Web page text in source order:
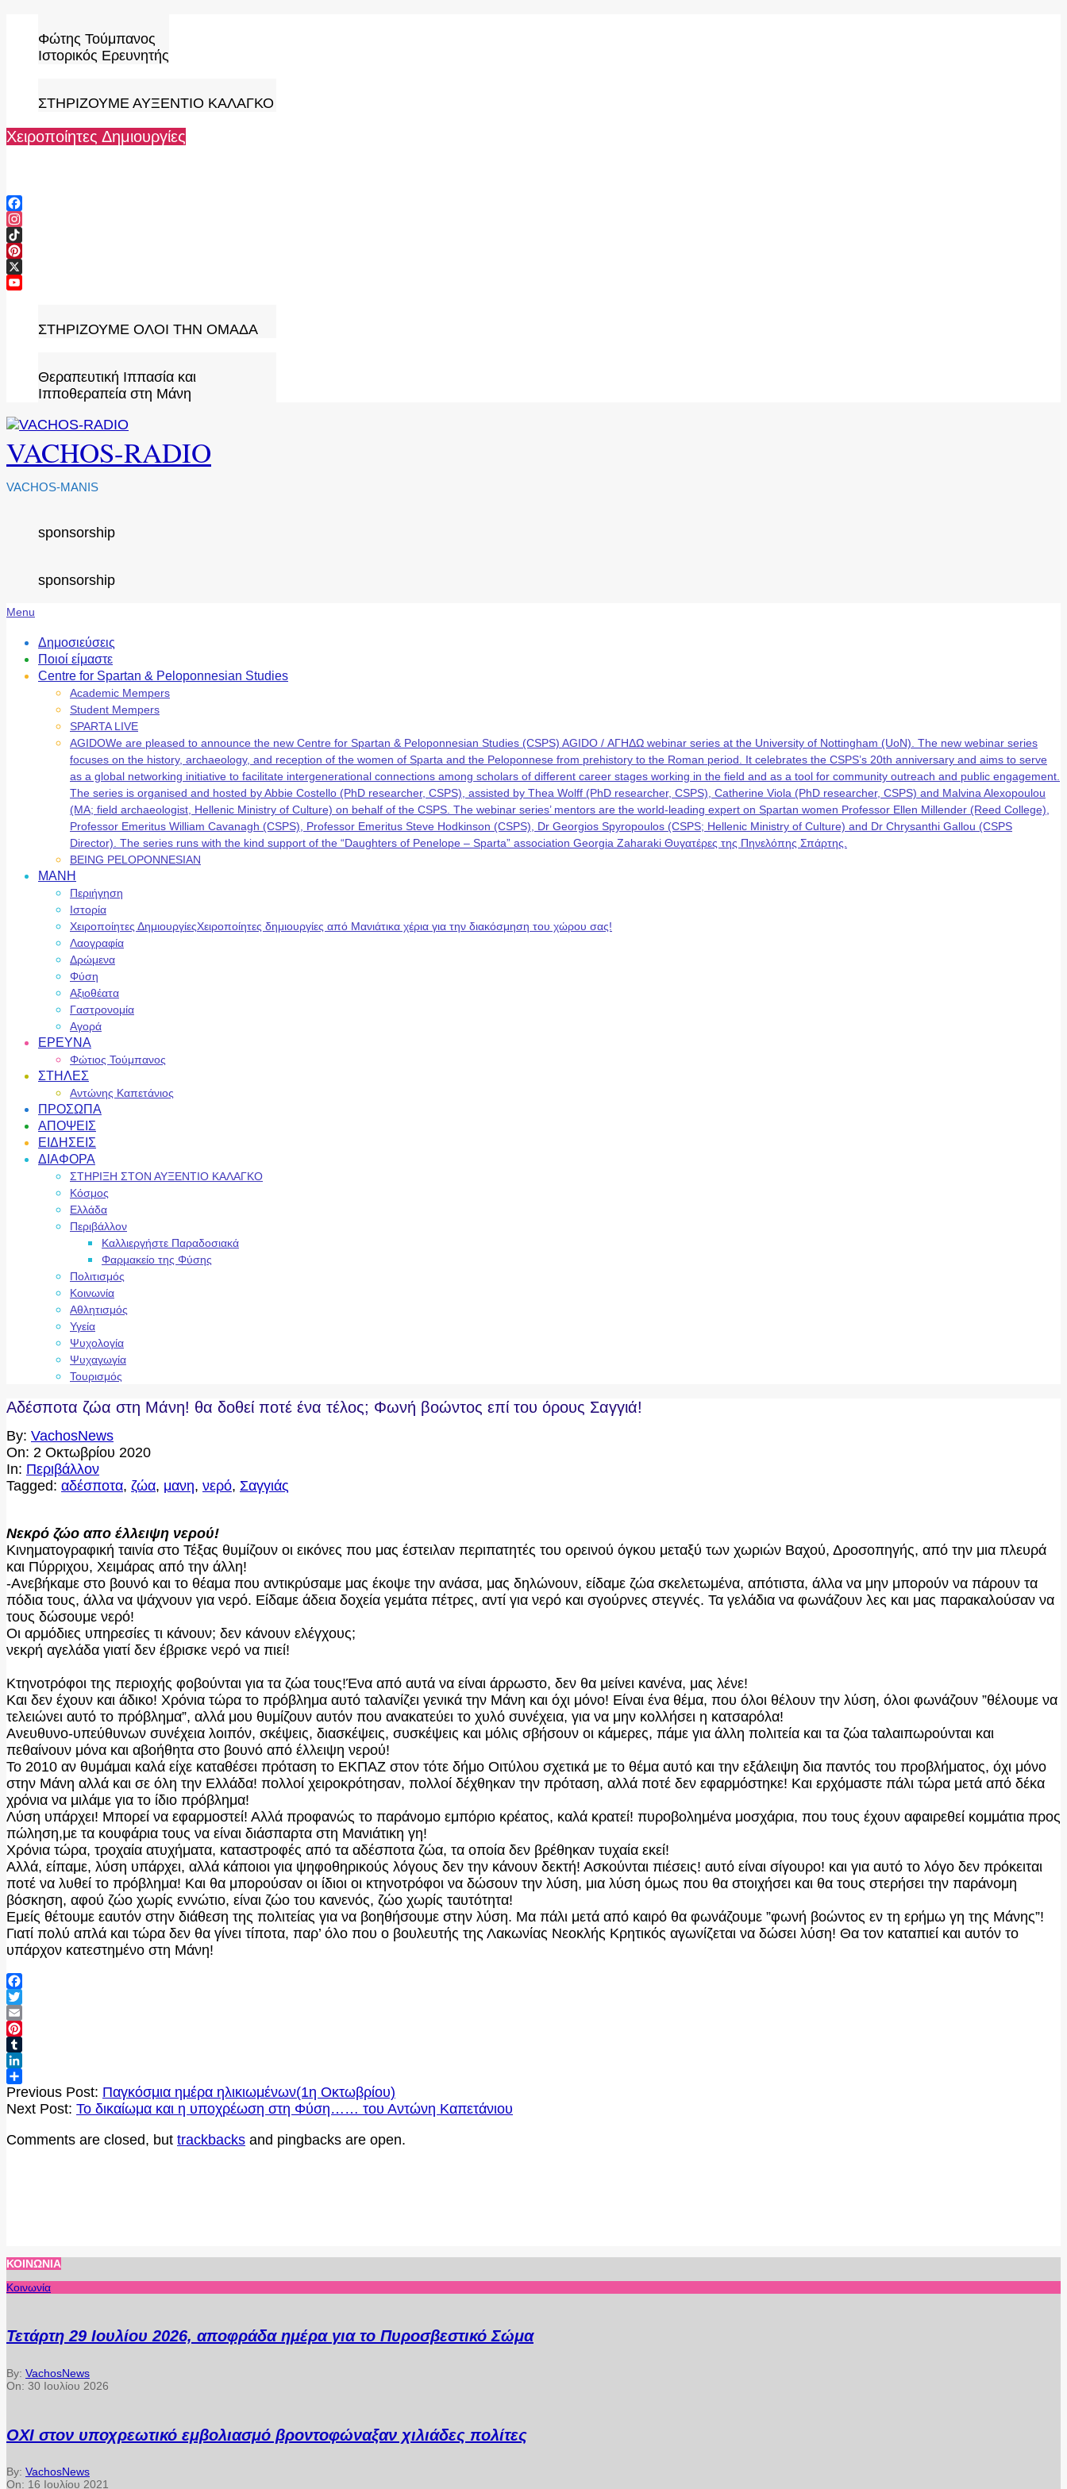
content
Φώτης Τούμπανος
Ιστορικός Ερευνητής
ΣΤΗΡΙΖΟΥΜΕ ΑΥΞΕΝΤΙΟ ΚΑΛΑΓΚΟ
Χειροποίητες Δημιουργίες
Facebook
Instagram
TikTok
Pinterest
X
ΣΤΗΡΙΖΟΥΜΕ ΟΛΟΙ ΤΗΝ ΟΜΑΔΑ
Θεραπευτική Ιππασία και
Ιπποθεραπεία στη Μάνη
VACHOS-RADIO
VACHOS-MANIS
sponsorship
sponsorship
Secondary
Menu
Menu
Δημοσιεύσεις
Ποιοί είμαστε
Centre for Spartan & Peloponnesian Studies
Academic Mempers
Student Mempers
SPARTA LIVE
AGIDOWe are pleased to announce the new Centre for Spartan & Peloponnesian Studies (CSPS) AGIDO / ΑΓΗΔΩ webinar series at the University of Nottingham (UoN). The new webinar series
focuses on the history, archaeology, and reception of the women of Sparta and the Peloponnese from prehistory to the Roman period. It celebrates the CSPS’s 20th anniversary and aims to serve
as a global networking initiative to facilitate intergenerational connections among scholars of different career stages working in the field and as a tool for community outreach and public engagement.
The series is organised and hosted by Abbie Costello (PhD researcher, CSPS), assisted by Thea Wolff (PhD researcher, CSPS), Catherine Viola (PhD researcher, CSPS) and Malvina Alexopoulou
(MA; field archaeologist, Hellenic Ministry of Culture) on behalf of the CSPS. The webinar series’ mentors are the world-leading expert on Spartan women Professor Ellen Millender (Reed College),
Professor Emeritus William Cavanagh (CSPS), Professor Emeritus Steve Hodkinson (CSPS), Dr Georgios Spyropoulos (CSPS; Hellenic Ministry of Culture) and Dr Chrysanthi Gallou (CSPS
Director). The series runs with the kind support of the “Daughters of Penelope – Sparta” association Georgia Zaharaki Θυγατέρες της Πηνελόπης Σπάρτης.
BEING PELOPONNESIAN
ΜΑΝΗ
Περιήγηση
Ιστορία
Χειροποίητες ΔημιουργίεςΧειροποίητες δημιουργίες από Μανιάτικα χέρια για την διακόσμηση του χώρου σας!
Λαογραφία
Δρώμενα
Φύση
Αξιοθέατα
Γαστρονομία
Αγορά
ΕΡΕΥΝΑ
Φώτιος Τούμπανος
ΣΤΗΛΕΣ
Αντώνης Καπετάνιος
ΠΡΟΣΩΠΑ
ΑΠΟΨΕΙΣ
ΕΙΔΗΣΕΙΣ
ΔΙΑΦΟΡΑ
ΣΤΗΡΙΞΗ ΣΤΟΝ ΑΥΞΕΝΤΙΟ ΚΑΛΑΓΚΟ
Κόσμος
Ελλάδα
Περιβάλλον
Καλλιεργήστε Παραδοσιακά
Φαρμακείο της Φύσης
Πολιτισμός
Κοινωνία
Αθλητισμός
Υγεία
Ψυχολογία
Ψυχαγωγία
Τουρισμός
Αδέσποτα ζώα στη Μάνη! θα δοθεί ποτέ ένα τέλος; Φωνή βοώντος επί του όρους Σαγγιά!
By: VachosNews
On: 2 Οκτωβρίου 2020
In: Περιβάλλον
Tagged: αδέσποτα, ζώα, μανη, νερό, Σαγγιάς
Νεκρό ζώο απο έλλειψη νερού!
Κινηματογραφική ταινία στο Τέξας θυμίζουν οι εικόνες που μας έστειλαν περιπατητές του ορεινού όγκου μεταξύ των χωριών Βαχού, Δροσοπηγής, από την μια πλευρά
και Πύρριχου, Χειμάρας από την άλλη!
-Ανεβήκαμε στο βουνό και το θέαμα που αντικρύσαμε μας έκοψε την ανάσα, μας δηλώνουν, είδαμε ζώα σκελετωμένα, απότιστα, άλλα να μην μπορούν να πάρουν τα
πόδια τους, άλλα να ψάχνουν για νερό. Είδαμε άδεια δοχεία γεμάτα πέτρες, αντί για νερό και σγούρνες στεγνές. Τα γελάδια να φωνάζουν λες και μας παρακαλούσαν να
τους δώσουμε νερό!
Οι αρμόδιες υπηρεσίες τι κάνουν; δεν κάνουν ελέγχους;
νεκρή αγελάδα γιατί δεν έβρισκε νερό να πιεί!
Κτηνοτρόφοι της περιοχής φοβούνται για τα ζώα τους!Ένα από αυτά να είναι άρρωστο, δεν θα μείνει κανένα, μας λένε!
Και δεν έχουν και άδικο! Χρόνια τώρα το πρόβλημα αυτό ταλανίζει γενικά την Μάνη και όχι μόνο! Είναι ένα θέμα, που όλοι θέλουν την λύση, όλοι φωνάζουν ”θέλουμε να
τελειώνει αυτό το πρόβλημα”, αλλά μου θυμίζουν αυτόν που ανακατεύει το χυλό συνέχεια, για να μην κολλήσει η κατσαρόλα!
Ανευθυνο-υπεύθυνων συνέχεια λοιπόν, σκέψεις, διασκέψεις, συσκέψεις και μόλις σβήσουν οι κάμερες, πάμε για άλλη πολιτεία και τα ζώα ταλαιπωρούνται και
πεθαίνουν μόνα και αβοήθητα στο βουνό από έλλειψη νερού!
Το 2010 αν θυμάμαι καλά είχε καταθέσει πρόταση το ΕΚΠΑΖ στον τότε δήμο Οιτύλου σχετικά με το θέμα αυτό και την εξάλειψη δια παντός του προβλήματος, όχι μόνο
στην Μάνη αλλά και σε όλη την Ελλάδα! πολλοί χειροκρότησαν, πολλοί δέχθηκαν την πρόταση, αλλά ποτέ δεν εφαρμόστηκε! Και ερχόμαστε πάλι τώρα μετά από δέκα
χρόνια να μιλάμε για το ίδιο πρόβλημα!
Λύση υπάρχει! Μπορεί να εφαρμοστεί! Αλλά προφανώς το παράνομο εμπόριο κρέατος, καλά κρατεί! πυροβολημένα μοσχάρια, που τους έχουν αφαιρεθεί κομμάτια προς
πώληση,με τα κουφάρια τους να είναι διάσπαρτα στη Μανιάτικη γη!
Χρόνια τώρα, τροχαία ατυχήματα, καταστροφές από τα αδέσποτα ζώα, τα οποία δεν βρέθηκαν τυχαία εκεί!
Αλλά, είπαμε, λύση υπάρχει, αλλά κάποιοι για ψηφοθηρικούς λόγους δεν την κάνουν δεκτή! Ασκούνται πιέσεις! αυτό είναι σίγουρο! και για αυτό το λόγο δεν πρόκειται
ποτέ να λυθεί το πρόβλημα! Και θα μπορούσαν οι ίδιοι οι κτηνοτρόφοι να δώσουν την λύση, μια λύση όμως που θα στοιχήσει και θα τους στερήσει την παράνομη
βόσκηση, αφού ζώο χωρίς εννώτιο, είναι ζώο του κανενός, ζώο χωρίς ταυτότητα!
Εμείς θέτουμε εαυτόν στην διάθεση της πολιτείας για να βοηθήσουμε στην λύση. Μα πάλι μετά από καιρό θα φωνάζουμε ”φωνή βοώντος εν τη ερήμω γη της Μάνης”!
Γιατί πολύ απλά και τώρα δεν θα γίνει τίποτα, παρ’ όλο που ο βουλευτής της Λακωνίας Νεοκλής Κρητικός αγωνίζεται να δώσει λύση! Θα τον καταπιεί και αυτόν το
υπάρχον κατεστημένο στη Μάνη!
Facebook
Twitter
Email
Pinterest
Tumblr
LinkedIn
Μοιραστείτε
2020-
10-
Previous Post: Παγκόσμια ημέρα ηλικιωμένων(1η Οκτωβρίου)
Next Post: Το δικαίωμα και η υποχρέωση στη Φύση…… του Αντώνη Καπετάνιου
Comments are closed, but trackbacks and pingbacks are open.
ΚΟΙΝΩΝΊΑ
Κοινωνία
Τετάρτη 29 Ιουλίου 2026, αποφράδα ημέρα για το Πυροσβεστικό Σώμα
By: VachosNews
On: 30 Ιουλίου 2026
ΟΧΙ στον υποχρεωτικό εμβολιασμό βροντοφώναξαν χιλιάδες πολίτες
By: VachosNews
On: 16 Ιουλίου 2021